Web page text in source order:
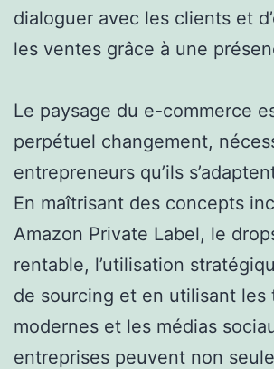
dialoguer avec les clients et
les ventes grâce à une
Le paysage du e-commerce
perpétuel changement,
entrepreneurs qu’ils
En maîtrisant des concepts
Amazon Private Label, le
rentable, l’utilisation
de sourcing et en utilisant les
modernes et les médias
entreprises peuvent non